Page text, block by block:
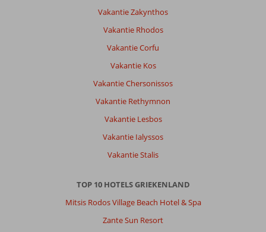
Vakantie Zakynthos
Vakantie Rhodos
Vakantie Corfu
Vakantie Kos
Vakantie Chersonissos
Vakantie Rethymnon
Vakantie Lesbos
Vakantie Ialyssos
Vakantie Stalis
TOP 10 HOTELS GRIEKENLAND
Mitsis Rodos Village Beach Hotel & Spa
Zante Sun Resort